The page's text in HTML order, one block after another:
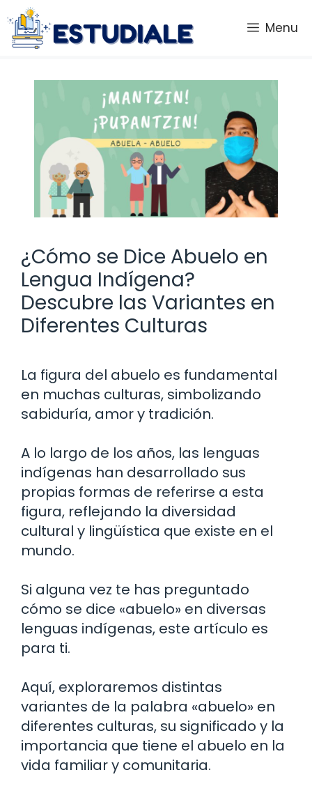
Saltar
al
contenido
Menu
¿Cómo se Dice Abuelo en
Lengua Indígena?
Descubre las Variantes en
Diferentes Culturas
La figura del abuelo es fundamental
en muchas culturas, simbolizando
sabiduría, amor y tradición.
A lo largo de los años, las lenguas
indígenas han desarrollado sus
propias formas de referirse a esta
figura, reflejando la diversidad
cultural y lingüística que existe en el
mundo.
Si alguna vez te has preguntado
cómo se dice «abuelo» en diversas
lenguas indígenas, este artículo es
para ti.
Aquí, exploraremos distintas
variantes de la palabra «abuelo» en
diferentes culturas, su significado y la
importancia que tiene el abuelo en la
vida familiar y comunitaria.